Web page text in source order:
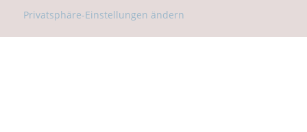
Privatsphäre-Einstellungen ändern